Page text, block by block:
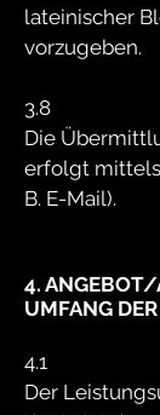
lateinischer
vorzugeben.
3.8
Die
erfolgt
B. E-Mail).
4.
UMFANG
4.1
Der